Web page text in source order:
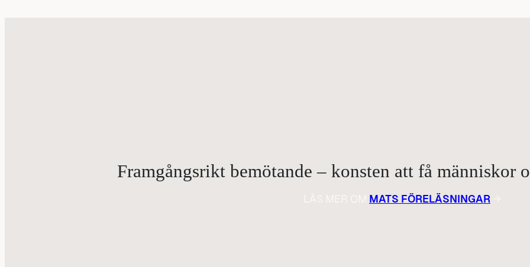
Framgångsrikt bemötande – konsten att få människor
MATS FÖRELÄSNINGAR